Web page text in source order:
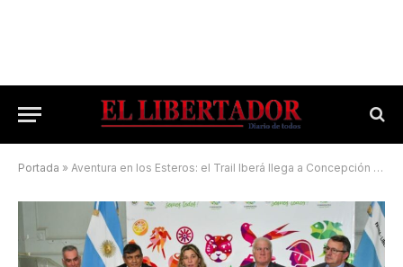
Portada » Aventura en los Esteros: el Trail Iberá llega a Concepción del Yaguareté Corá